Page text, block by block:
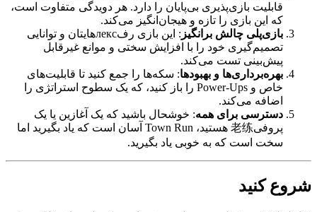
قابلیت بازی‌پذیری بی‌پایان را دارد. هر دویدگی متفاوت است،
که این بازی را تازه و هیجان‌انگیز می‌کند.
بازی‌پلی چالش برانگیز
: این بازی رفлекс‌هایتان و توانایی
تصمیم‌گیری خود را با افزایش سختی و موانع غیرقابل
پیش‌بینی تست می‌کند.
بهره‌برداری‌ها و بهبودها: سکه‌ها را جمع کنید تا قابلیت‌های
خاص و Power-Ups را باز کنید، که یک سطوح استراتژی را
اضافه می‌کند.
دسترسی برای همه: خوشحال باشید که یک آغازین یا یک
پروفی老练 هستید، Town Run آسان است که یاد بگیرید اما
سخت است که به خوبی یاد بگیرید.
شروع کنید